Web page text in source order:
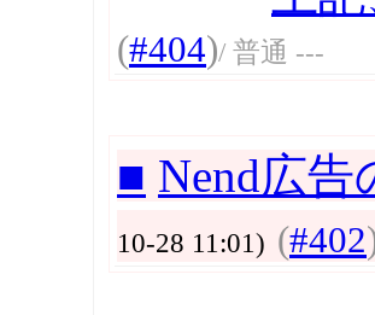
(#404)/ 普通 ---
■ Nend広
10-28 11:01) (#402